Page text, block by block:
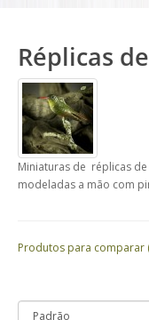
Réplicas
Miniaturas de réplicas
modeladas a mão com
Produtos para comparar